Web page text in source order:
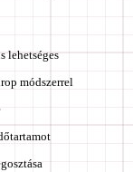
lehetséges
módszerrel